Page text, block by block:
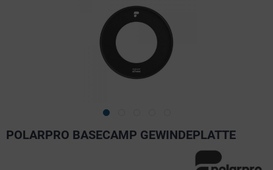
POLARPRO BASECAMP GEWINDEPLATTE